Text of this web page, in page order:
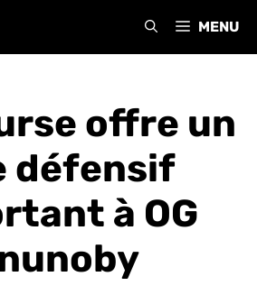
MENU
offre un
défensif
à OG